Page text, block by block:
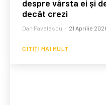
despre vârsta ei și
decât crezi
Dan Pavelescu - 21 Aprilie
CITIȚI MAI MULT